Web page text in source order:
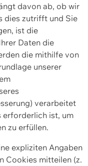
davon ab, ob wir
dies zutrifft und Sie
ist die
Daten die
die mithilfe von
unserer
verarbeitet
erforderlich ist, um
zu erfüllen.
expliziten Angaben
Cookies mitteilen (z.